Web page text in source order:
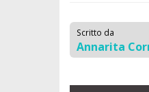
Scritto da
Annarita